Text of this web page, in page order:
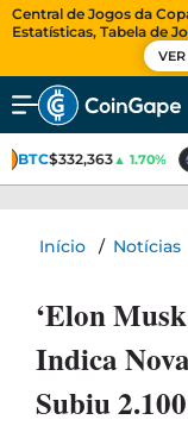
Central de Jogos da
Estatísticas, Tabela de
BTC$332,363▲ 1.70%
Início / Notícias
‘Elon
Indica
Subiu